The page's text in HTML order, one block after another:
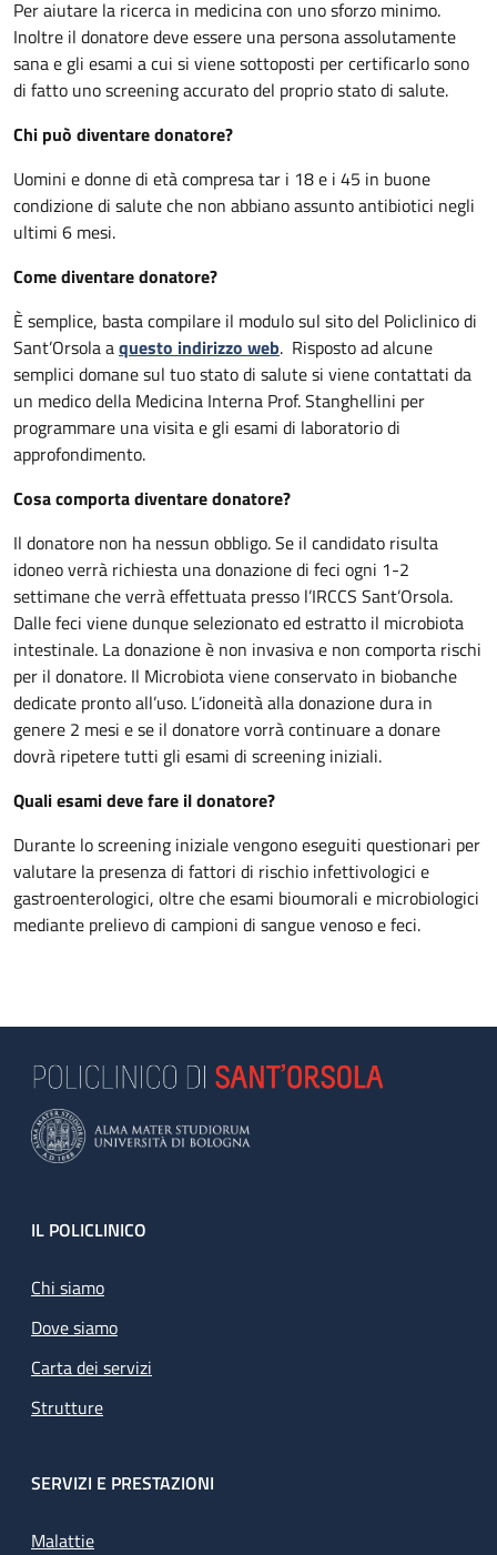
Per aiutare la ricerca in medicina con uno sforzo minimo.
Inoltre il donatore deve essere una persona assolutamente
sana e gli esami a cui si viene sottoposti per certificarlo sono
di fatto uno screening accurato del proprio stato di salute.
Chi può diventare donatore?
Uomini e donne di età compresa tar i 18 e i 45 in buone
condizione di salute che non abbiano assunto antibiotici negli
ultimi 6 mesi.
Come diventare donatore?
È semplice, basta compilare il modulo sul sito del Policlinico di
Sant’Orsola aquesto indirizzo web. Risposto ad alcune
semplici domane sul tuo stato di salute si viene contattati da
un medico della Medicina Interna Prof. Stanghellini per
programmare una visita e gli esami di laboratorio di
approfondimento.
Cosa comporta diventare donatore?
Il donatore non ha nessun obbligo. Se il candidato risulta
idoneo verrà richiesta una donazione di feci ogni 1-2
settimane che verrà effettuata presso l’IRCCS Sant’Orsola.
Dalle feci viene dunque selezionato ed estratto il microbiota
intestinale. La donazione è non invasiva e non comporta rischi
per il donatore. Il Microbiota viene conservato in biobanche
dedicate pronto all’uso. L’idoneità alla donazione dura in
genere 2 mesi e se il donatore vorrà continuare a donare
dovrà ripetere tutti gli esami di screening iniziali.
Quali esami deve fare il donatore?
Durante lo screening iniziale vengono eseguiti questionari per
valutare la presenza di fattori di rischio infettivologici e
gastroenterologici, oltre che esami bioumorali e microbiologici
mediante prelievo di campioni di sangue venoso e feci.
Footer
IL POLICLINICO
Chi siamo
Dove siamo
Carta dei servizi
Strutture
SERVIZI E PRESTAZIONI
Malattie